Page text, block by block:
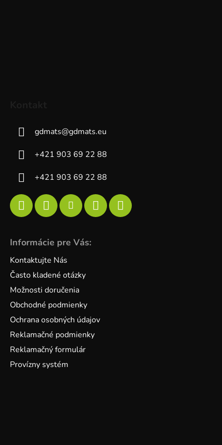
gdmats@gdmats.eu
+421 903 69 22 88
+421 903 69 22 88
Informácie pre Vás:
Kontaktujte Nás
Často kladené otázky
Možnosti doručenia
Obchodné podmienky
Ochrana osobných údajov
Reklamačné podmienky
Reklamačný formulár
Provízny systém